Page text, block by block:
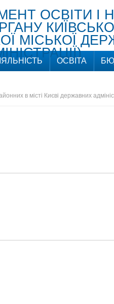
ОСВІТИ
МІСЬКОЇ
ОСВІТА
в місті Києві державних